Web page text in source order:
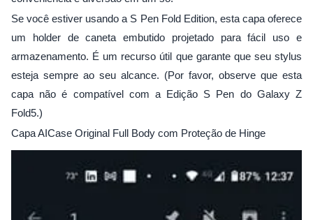
Se você estiver usando a S Pen Fold Edition, esta capa oferece
um holder de caneta embutido projetado para fácil uso e
armazenamento. É um recurso útil que garante que seu stylus
esteja sempre ao seu alcance. (Por favor, observe que esta
capa não é compatível com a Edição S Pen do Galaxy Z
Fold5.)
Capa AICase Original Full Body com Proteção de Hinge